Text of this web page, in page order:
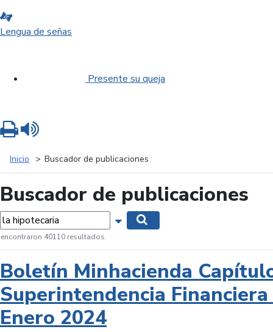
Lengua de señas
Presente su queja
Inicio Buscador de publicaciones
Buscador de publicaciones
Mostrar opciones de búsqueda
encontraron 40110 resultados.
Boletín Minhacienda
Superintendencia
Enero 2024
Imprimir